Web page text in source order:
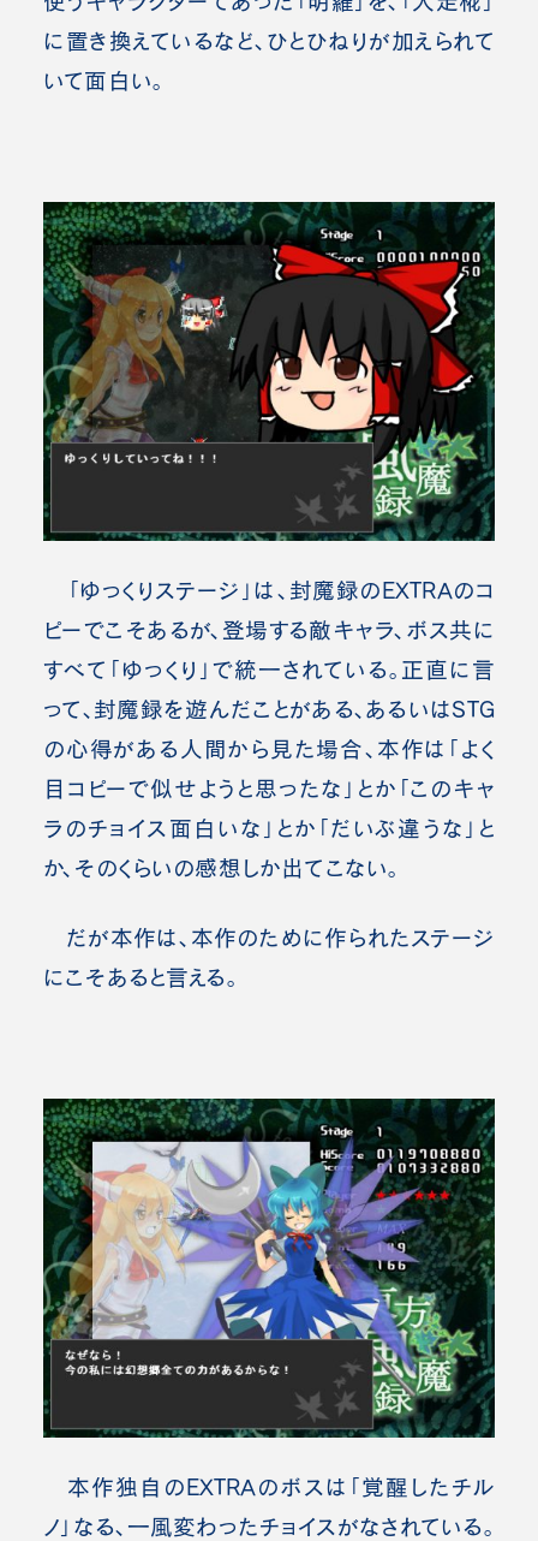
に置き換えているなど、ひとひねりが加えられて
いて面白い。
「ゆっくりステージ」は、封魔録のEXTRAのコ
ピーでこそあるが、登場する敵キャラ、ボス共に
すべて「ゆっくり」で統一されている。正直に言
って、封魔録を遊んだことがある、あるいはSTG
の心得がある人間から見た場合、本作は「よく
目コピーで似せようと思ったな」とか「このキャ
ラのチョイス面白いな」とか「だいぶ違うな」と
か、そのくらいの感想しか出てこない。
だが本作は、本作のために作られたステージ
にこそあると言える。
本作独自のEXTRAのボスは「覚醒したチル
ノ」なる、一風変わったチョイスがなされている。